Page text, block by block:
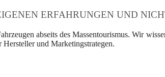
ERFAHRUNGEN UND
abseits des Massentourismus. Wir
und Marketingstrategen.